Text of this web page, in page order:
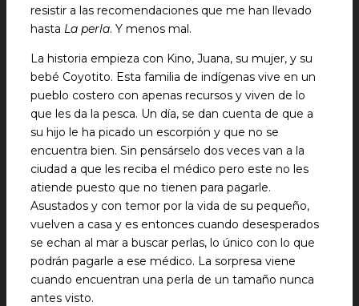
resistir a las recomendaciones que me han llevado
hasta La perla. Y menos mal.
La historia empieza con Kino, Juana, su mujer, y su
bebé Coyotito. Esta familia de indígenas vive en un
pueblo costero con apenas recursos y viven de lo
que les da la pesca. Un día, se dan cuenta de que a
su hijo le ha picado un escorpión y que no se
encuentra bien. Sin pensárselo dos veces van a la
ciudad a que les reciba el médico pero este no les
atiende puesto que no tienen para pagarle.
Asustados y con temor por la vida de su pequeño,
vuelven a casa y es entonces cuando desesperados
se echan al mar a buscar perlas, lo único con lo que
podrán pagarle a ese médico. La sorpresa viene
cuando encuentran una perla de un tamaño nunca
antes visto.